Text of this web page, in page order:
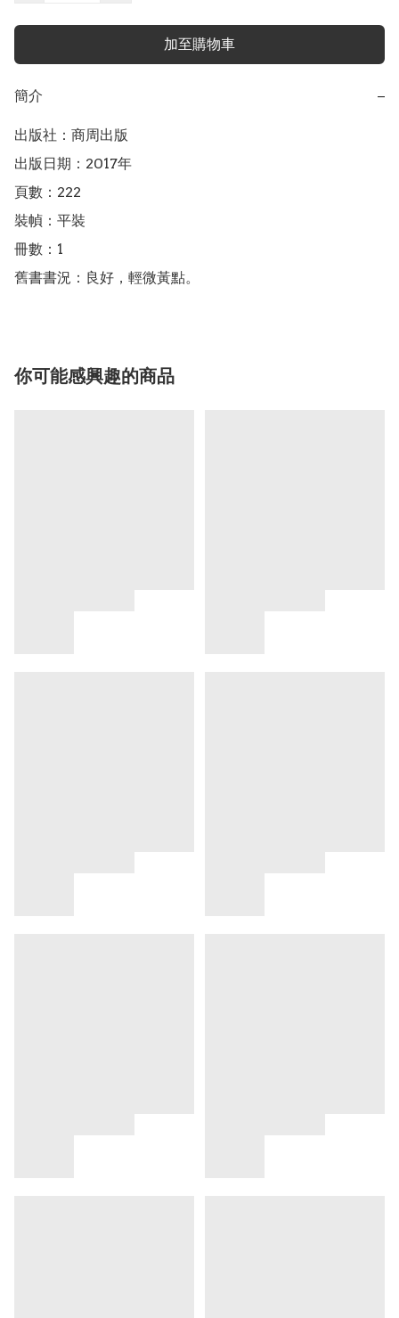
加至購物車
簡介 −
出版社：商周出版
出版日期：2017年
頁數：222
裝幀：平裝
冊數：1
舊書書況：良好，輕微黃點。
你可能感興趣的商品